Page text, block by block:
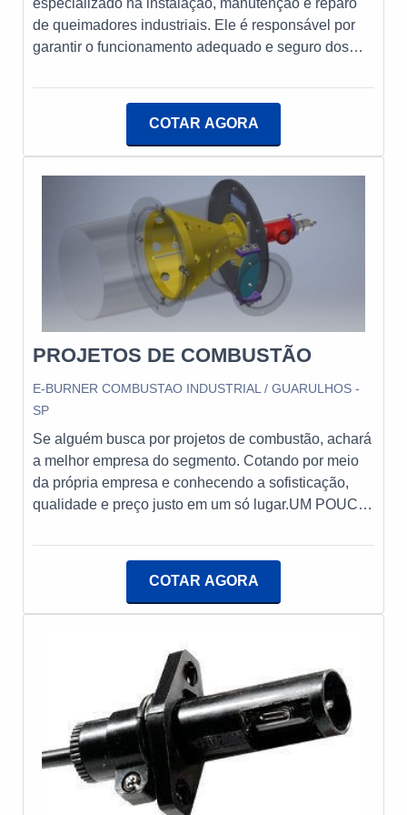
especializado na instalação, manutenção e reparo
de queimadores industriais. Ele é responsável por
garantir o funcionamento adequado e seguro dos
calibrações. Além disso, o técnico deve ter
sistemas operem de forma eficiente e com emissões
controladas. Esse profissional desempenha um
papel crucial na otimização de processos industriais
e na redução de custos operacionais.
COTAR AGORA
PROJETOS DE COMBUSTÃO
E-BURNER COMBUSTAO INDUSTRIAL / GUARULHOS -
SP
Se alguém busca por projetos de combustão, achará
a melhor empresa do segmento. Cotando por meio
da própria empresa e conhecendo a sofisticação,
qualidade e preço justo em um só lugar.UM POUCO
procura por projetos de combustão em uma empresa
controlador de chama e gerenciador de combustão,
cliente.Ainda focando na qualidade em projetos de
combustão, mais do que visar apenas lucratividade,
deve oferecer produtos e serviços que tenham ótima
qualidade e precisão, características simples, mas
que mostram o comprometimento da empresa com
seus clientes.É importante lembrar que o serviço
deve sempre ser prestado por empresas
especializadas no segmento. Esse tipo de cuidado
COTAR AGORA